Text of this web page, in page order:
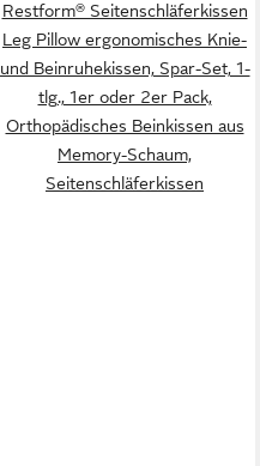
Restform® Seitenschläferkissen
Leg Pillow ergonomisches Knie-
und Beinruhekissen, Spar-Set, 1-
tlg., 1er oder 2er Pack,
Orthopädisches Beinkissen aus
Memory-Schaum,
Seitenschläferkissen